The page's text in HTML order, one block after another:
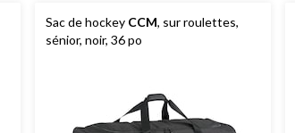
Sac de hockey CCM, sur roulettes,
sénior, noir, 36 po